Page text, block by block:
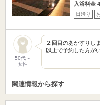
入浴料金
日帰り
50代～
女性
２回目のあかすりし
以上で予約した方が
関連情報から探す